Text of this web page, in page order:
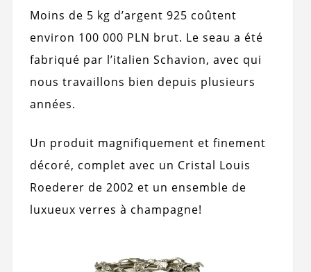
Moins de 5 kg d’argent 925 coûtent
environ 100 000 PLN brut. Le seau a été
fabriqué par l’italien Schavion, avec qui
nous travaillons bien depuis plusieurs
années.
Un produit magnifiquement et finement
décoré, complet avec un Cristal Louis
Roederer de 2002 et un ensemble de
luxueux verres à champagne!